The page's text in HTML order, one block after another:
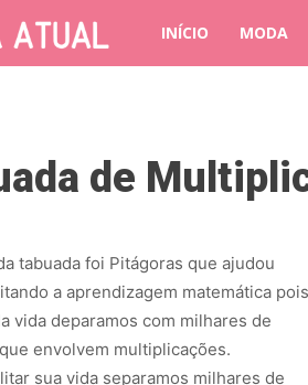
INÍCIO MODA
de
tabuada foi Pitágoras que ajudou
a aprendizagem matemática pois
vida deparamos com milhares de
envolvem multiplicações.
sua vida separamos milhares de